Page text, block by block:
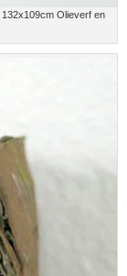
Olieverf en